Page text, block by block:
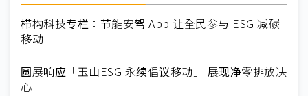
栉构科技专栏：节能安驾 App 让全民参与 ESG 减碳
移动
圆展响应「玉山ESG 永续倡议移动」 展现净零排放决
心